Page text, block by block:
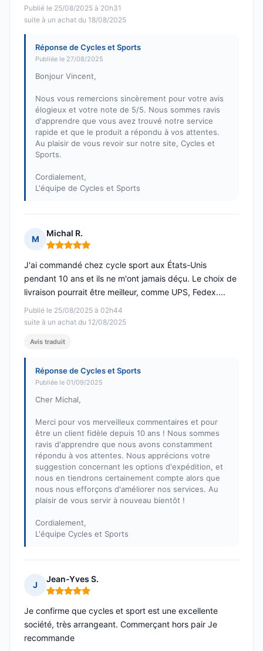
Publié le 25/08/2025 à 20h31
suite à un achat du 18/08/2025
Réponse de Cycles et Sports
Publiée le 27/08/2025
Bonjour Vincent,
Nous vous remercions sincèrement pour votre avis
élogieux et votre note de 5/5. Nous sommes ravis
d'apprendre que vous avez trouvé notre service
rapide et que le produit a répondu à vos attentes.
Au plaisir de vous revoir sur notre site, Cycles et
Sports.
Cordialement,
L'équipe de Cycles et Sports
M
Michal R.
Note : 5 sur 5
Publié le 25/08/2025 à 02h44
suite à un achat du 12/08/2025
J'ai commandé chez cycle sport aux États-Unis
pendant 10 ans et ils ne m'ont jamais déçu. Le choix de
livraison pourrait être meilleur, comme UPS, Fedex....
Avis traduit
Réponse de Cycles et Sports
Publiée le 01/09/2025
Cher Michal,
Merci pour vos merveilleux commentaires et pour
être un client fidèle depuis 10 ans ! Nous sommes
ravis d'apprendre que nous avons constamment
répondu à vos attentes. Nous apprécions votre
suggestion concernant les options d'expédition, et
nous en tiendrons certainement compte alors que
nous nous efforçons d'améliorer nos services. Au
plaisir de vous servir à nouveau bientôt !
Cordialement,
L'équipe Cycles et Sports
J
Jean-Yves S.
Note : 5 sur 5
Je confirme que cycles et sport est une excellente
société, très arrangeant. Commerçant hors pair Je
recommande